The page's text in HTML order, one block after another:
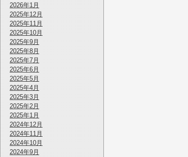
2026年1月
2025年12月
2025年11月
2025年10月
2025年9月
2025年8月
2025年7月
2025年6月
2025年5月
2025年4月
2025年3月
2025年2月
2025年1月
2024年12月
2024年11月
2024年10月
2024年9月